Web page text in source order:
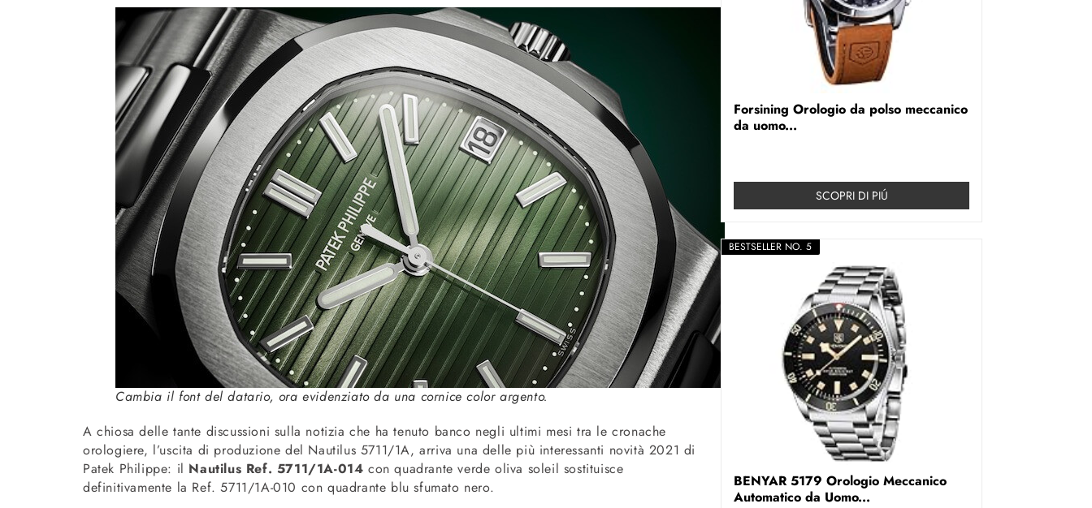
Cambia il font del datario, ora evidenziato da una cornice color argento.
A chiosa delle tante discussioni sulla notizia che ha tenuto banco negli ultimi mesi tra le cronache
orologiere, l’uscita di produzione del Nautilus 5711/1A, arriva una delle più interessanti novità 2021 di
Patek Philippe: il Nautilus Ref. 5711/1A-014 con quadrante verde oliva soleil sostituisce
definitivamente la Ref. 5711/1A-010 con quadrante blu sfumato nero.
Forsining Orologio da polso meccanico
da uomo...
SCOPRI DI PIÚ
BESTSELLER NO. 5
BENYAR 5179 Orologio Meccanico
Automatico da Uomo...